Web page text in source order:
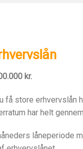
kr.
få store erhvervslån
har helt
låneperiode